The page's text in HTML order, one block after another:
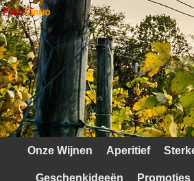
Home
Contact
Mijn account
Verzendkosten
Onze Wijnen Aperitief
Geschenkideeën Promoties